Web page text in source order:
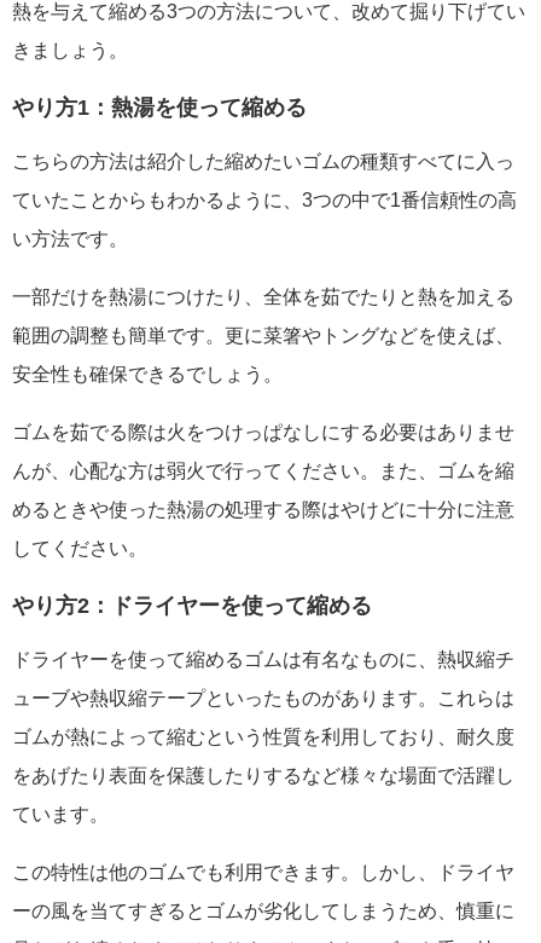
熱を与えて縮める3つの方法について、改めて掘り下げてい
きましょう。
やり方1：熱湯を使って縮める
こちらの方法は紹介した縮めたいゴムの種類すべてに入っ
ていたことからもわかるように、3つの中で1番信頼性の高
い方法です。
一部だけを熱湯につけたり、全体を茹でたりと熱を加える
範囲の調整も簡単です。更に菜箸やトングなどを使えば、
安全性も確保できるでしょう。
ゴムを茹でる際は火をつけっぱなしにする必要はありませ
んが、心配な方は弱火で行ってください。また、ゴムを縮
めるときや使った熱湯の処理する際はやけどに十分に注意
してください。
やり方2：ドライヤーを使って縮める
ドライヤーを使って縮めるゴムは有名なものに、熱収縮チ
ューブや熱収縮テープといったものがあります。これらは
ゴムが熱によって縮むという性質を利用しており、耐久度
をあげたり表面を保護したりするなど様々な場面で活躍し
ています。
この特性は他のゴムでも利用できます。しかし、ドライヤ
ーの風を当てすぎるとゴムが劣化してしまうため、慎重に